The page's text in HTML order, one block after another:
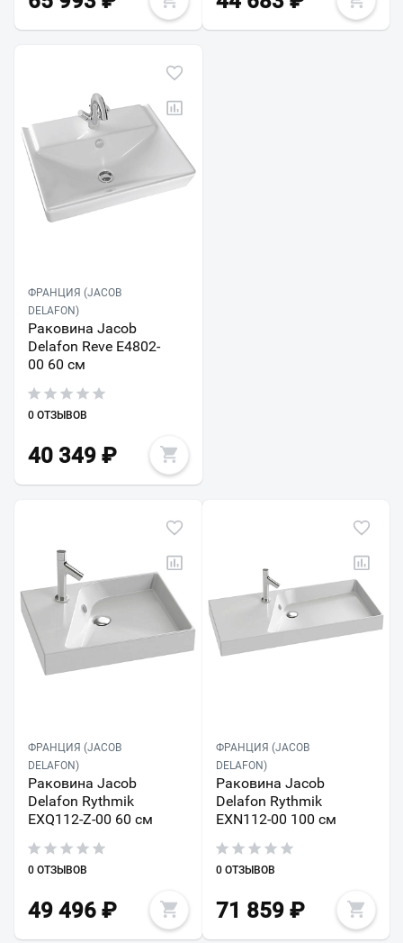
ФРАНЦИЯ (JACOB
DELAFON)
Раковина Jacob
Delafon Reve E4802-
00 60 см
0 ОТЗЫВОВ
40 349 ₽
ФРАНЦИЯ (JACOB
DELAFON)
Раковина Jacob
Delafon Rythmik
EXQ112-Z-00 60 см
0 ОТЗЫВОВ
49 496 ₽
ФРАНЦИЯ (JACOB
DELAFON)
Раковина Jacob
Delafon Rythmik
EXN112-00 100 см
0 ОТЗЫВОВ
71 859₽